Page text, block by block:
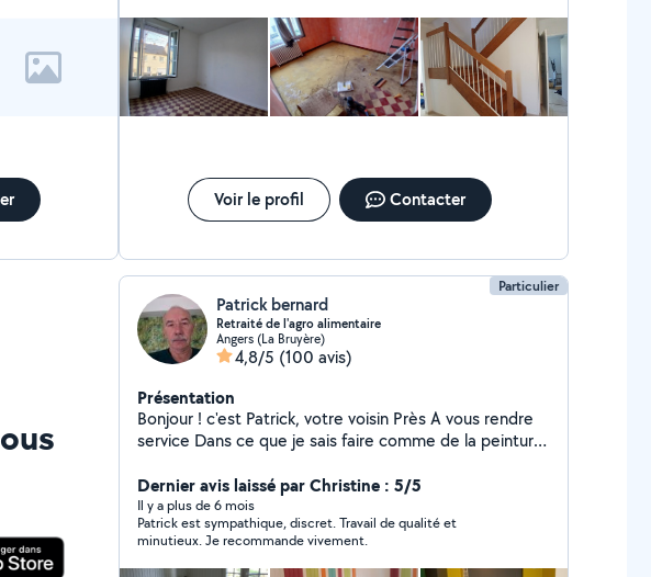
Voir le profil Contacter
Particulier
Patrick bernard
Retraité de l'agro alimentaire
Angers (La Bruyère)
4,8/5 (100 avis)
Présentation
Bonjour ! c'est Patrick, votre voisin Près A vous rendre
service Dans ce que je sais faire comme de la peinture,
kit, et de la soudure avec tout le matériel je reste a
votre écoute cdlt Patrick
Dernier avis laissé par Christine : 5/5
Il y a plus de 6 mois
Patrick est sympathique, discret. Travail de qualité et
minutieux. Je recommande vivement.